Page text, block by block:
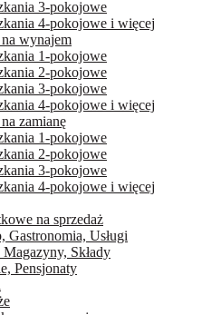
3-pokojowe
4-pokojowe i więcej
wynajem
1-pokojowe
2-pokojowe
3-pokojowe
4-pokojowe i więcej
zamianę
1-pokojowe
2-pokojowe
3-pokojowe
4-pokojowe i więcej
na sprzedaż
Gastronomia, Usługi
Składy
Pensjonaty